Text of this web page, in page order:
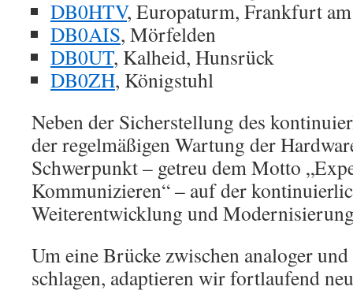
DB0HTV, Europaturm, Frankfurt
DB0AIS, Mörfelden
DB0UT, Kalheid, Hunsrück
DB0ZH, Königstuhl
Neben der Sicherstellung des
der regelmäßigen Wartung der
Schwerpunkt – getreu dem Motto
Kommunizieren“ – auf der
Weiterentwicklung und
Um eine Brücke zwischen analoger
schlagen, adaptieren wir fortlaufend